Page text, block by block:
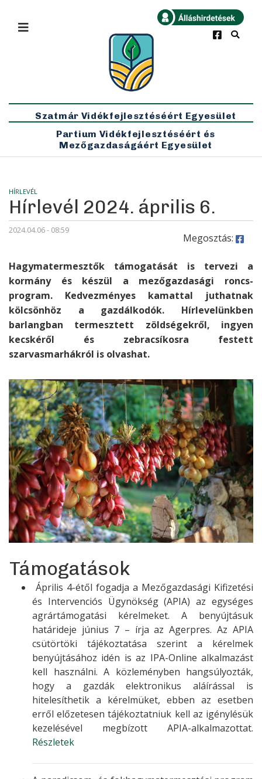
Legfrissebb
×
Szatmár Vidékfejlesztéséért Egyesület
Partium Vidékfejlesztéséért és
Mezőgazdaságáért Egyesület
HÍRLEVÉL
Hírlevél 2024. április 6.
2024.04.06 - 08:59
Megosztás:
Hagymatermesztők támogatását is tervezi a
kormány és készül a mezőgazdasági roncs-
program. Kedvezményes kamattal juthatnak
kölcsönhöz a gazdálkodók. Hírlevelünkben
barlangban termesztett zöldségekről, ingyen
kecskéről és zebracsíkosra festett
szarvasmarhákról is olvashat.
Támogatások
Április 4-étől fogadja a Mezőgazdasági Kifizetési
és Intervenciós Ügynökség (APIA) az egységes
agrártámogatási kérelmeket. A benyújtásuk
határideje június 7 – írja az Agerpres. Az APIA
csütörtöki tájékoztatása szerint a kérelmek
benyújtásához idén is az IPA-Online alkalmazást
kell használni. A közleményben hangsúlyozták,
hogy a gazdák elektronikus aláírással is
hitelesíthetik a kérelmüket, ebben az esetben
erről előzetesen tájékoztatniuk kell az igénylésük
kezelésével megbízott APIA-alkalmazottat.
Részletek